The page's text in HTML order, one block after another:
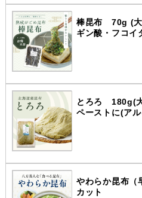
棒昆布 70g (
ギン酸・フコイ
とろろ 180g(
ペーストに(ア
やわらか昆布
カット